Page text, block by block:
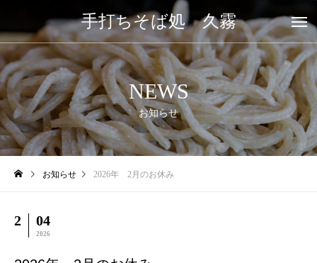
手打ちそば処 久霧
NEWS
お知らせ
お知らせ 2026年 2月のお休み
2 04
2026